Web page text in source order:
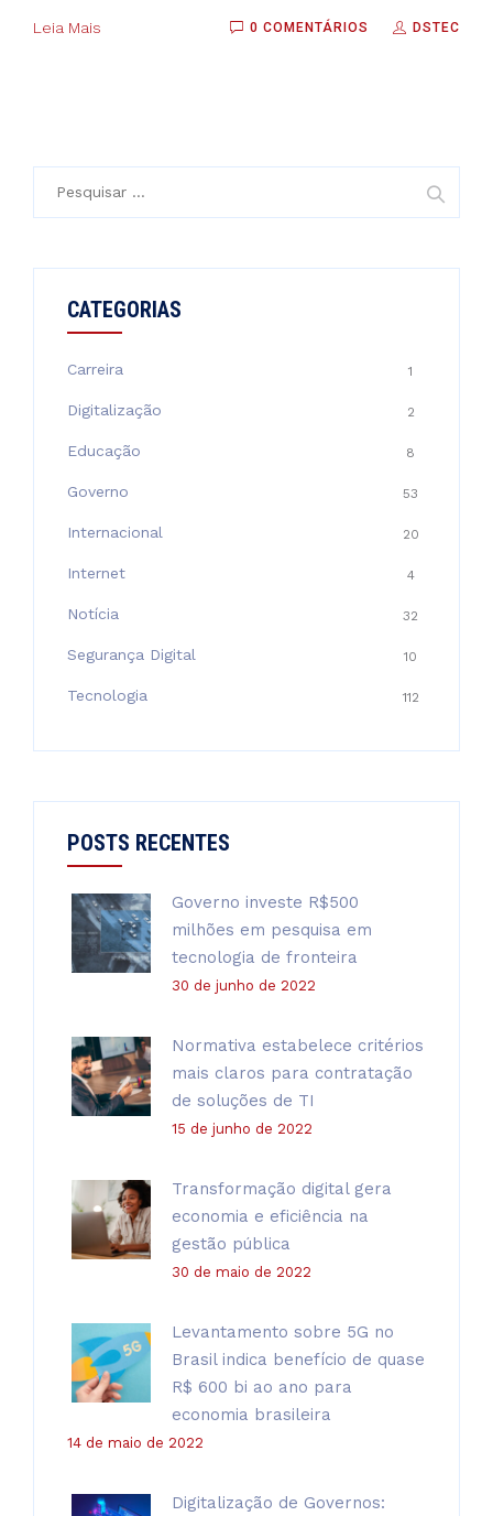
Leia Mais 0 COMENTÁRIOS DSTEC
CATEGORIAS
Carreira 1
Digitalização 2
Educação 8
Governo 53
Internacional 20
Internet 4
Notícia 32
Segurança Digital 10
Tecnologia 112
POSTS RECENTES
Governo investe R$500
milhões em pesquisa em
tecnologia de fronteira
30 de junho de 2022
Normativa estabelece critérios
mais claros para contratação
de soluções de TI
15 de junho de 2022
Transformação digital gera
economia e eficiência na
gestão pública
30 de maio de 2022
Levantamento sobre 5G no
Brasil indica benefício de quase
R$ 600 bi ao ano para
economia brasileira
14 de maio de 2022
Digitalização de Governos: